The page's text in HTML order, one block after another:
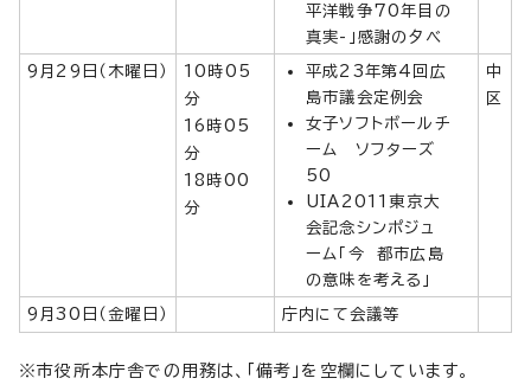
平洋戦争70年目の
真実-」感謝の夕べ
9月29日（木曜日）
10時05
分
16時05
分
18時00
分
平成23年第4回広
島市議会定例会
女子ソフトボールチ
ーム ソフターズ
50
UIA2011東京大
会記念シンポジュ
ーム「今 都市広島
の意味を考える」
中
区
9月30日（金曜日） 庁内にて会議等
※市役所本庁舎での用務は、「備考」を空欄にしています。